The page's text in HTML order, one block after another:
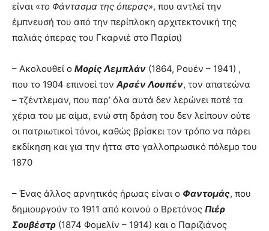
είναι «το Φάντασμα της όπερας», που αντλεί την
έμπνευσή του από την περίπλοκη αρχιτεκτονική της
παλιάς όπερας του Γκαρνιέ στο Παρίσι)
– Ακολουθεί ο Μορίς Λεμπλάν (1864, Ρουέν – 1941) ,
που το 1904 επινοεί τον Αρσέν Λουπέν, τον απατεώνα
– τζέντλεμαν, που παρ’ όλα αυτά δεν λερώνει ποτέ τα
χέρια του με αίμα, ενώ στη δράση του δεν λείπουν ούτε
οι πατριωτικοί τόνοι, καθώς βρίσκει τον τρόπο να πάρει
εκδίκηση και για την ήττα στο γαλλοπρωσικό πόλεμο του
1870
– Ένας άλλος αρνητικός ήρωας είναι ο Φαντομάς, που
δημιουργούν το 1911 από κοινού ο Βρετόνος Πιέρ
Σουβέστρ (1874 Φομελίν – 1914) και ο Παριζιάνος